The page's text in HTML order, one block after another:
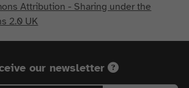
Attribution - Sharing under the
2.0 UK
our newsletter